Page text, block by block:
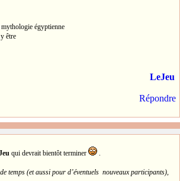
égyptienne
être
LeJeu
Répondre
qui devrait bientôt terminer
temps (et aussi pour d’éventuels nouveaux participants),